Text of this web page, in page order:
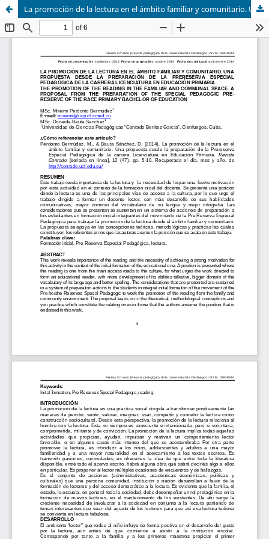
La promoción de la lectura en el ámbito familiar y comunitario. Una propuesta desde la preparación de la Prereserva Especial Pedagógica de la carrera Licenciatura en Educación Primaria